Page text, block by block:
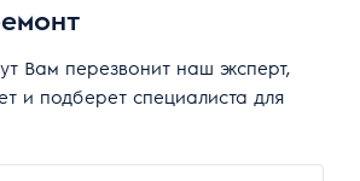
Вам перезвонит наш эксперт,
и подберет специалиста для